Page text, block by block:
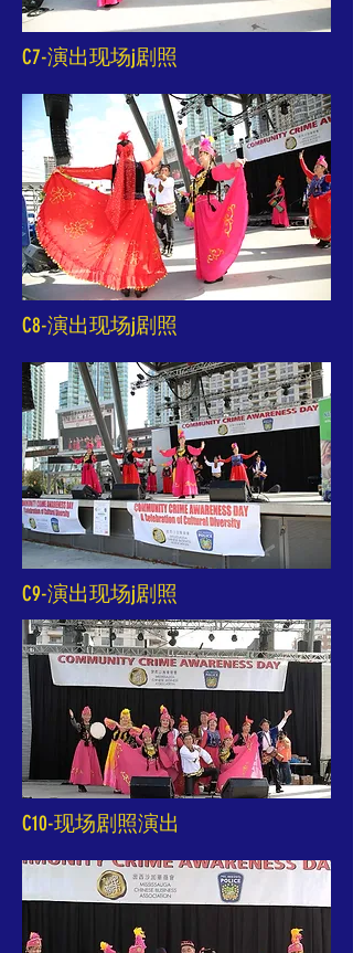
C7-演出现场j剧照
C8-演出现场j剧照
C9-演出现场j剧照
C10-现场剧照演出